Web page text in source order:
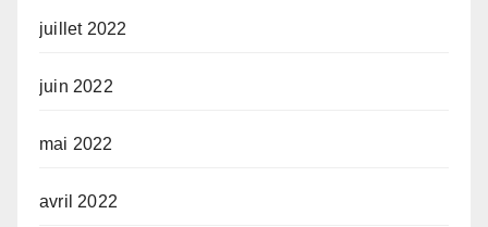
juillet 2022
juin 2022
mai 2022
avril 2022